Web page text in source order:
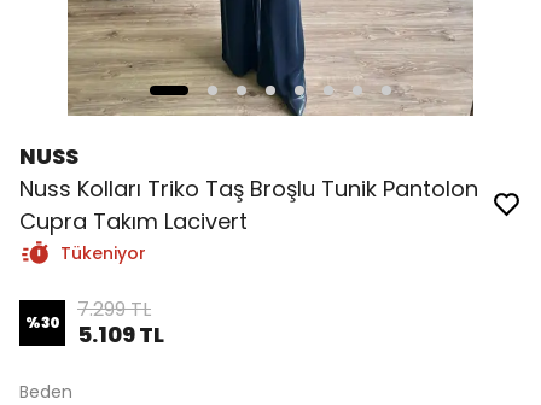
NUSS
Nuss Kolları Triko Taş Broşlu Tunik Pantolon
Cupra Takım Lacivert
Tükeniyor
%30 7.299 TL
5.109 TL
Beden